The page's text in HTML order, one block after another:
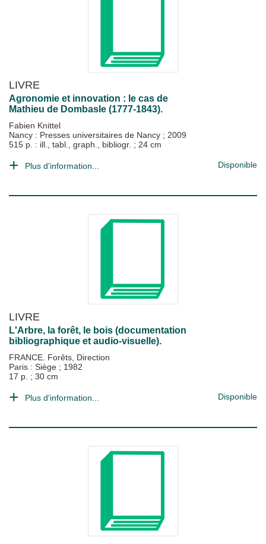
LIVRE
Agronomie et innovation : le cas de
Mathieu de Dombasle (1777-1843).
Fabien Knittel
Nancy : Presses universitaires de Nancy ; 2009
515 p. : ill., tabl., graph., bibliogr. ; 24 cm
Plus d'information... Disponible
LIVRE
L'Arbre, la forêt, le bois (documentation
bibliographique et audio-visuelle).
FRANCE. Forêts, Direction
Paris : Siège ; 1982
17 p. ; 30 cm
Plus d'information... Disponible